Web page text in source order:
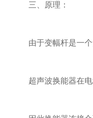
三、原理：
由于变幅杆是一个
超声波换能器在电场